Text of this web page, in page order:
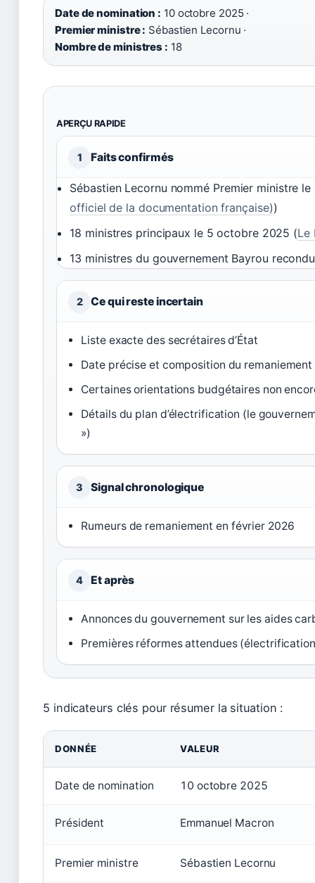
Date de nomination : 10 octobre 2025 ·
Premier ministre : Sébastien Lecornu ·
Nombre de ministres : 18
APERÇU RAPIDE
1 Faits confirmés
Sébastien Lecornu nommé Premier ministre
officiel de la documentation française))
18 ministres principaux le 5 octobre 2025 (Le
13 ministres du gouvernement Bayrou
2 Ce qui reste incertain
Liste exacte des secrétaires d’État
Date précise et composition du
Certaines orientations budgétaires non
Détails du plan d’électrification (le
»)
3 Signal chronologique
Rumeurs de remaniement en février 2026
4 Et après
Annonces du gouvernement sur les aides
Premières réformes attendues
5 indicateurs clés pour résumer la situation :
DONNÉE VALEUR
Date de nomination 10 octobre 2025
Président Emmanuel Macron
Premier ministre Sébastien Lecornu